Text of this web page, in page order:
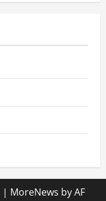
| MoreNews by AF